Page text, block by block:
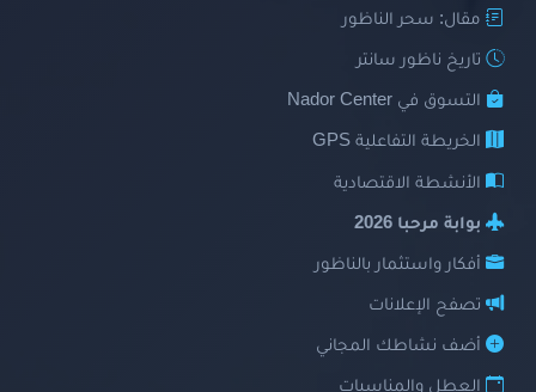
مقال: سحر الناظور
تاريخ ناظور سانتر
التسوق في Nador Center
الخريطة التفاعلية GPS
الأنشطة الاقتصادية
بوابة مرحبا 2026
أفكار واستثمار بالناظور
تصفح الإعلانات
أضف نشاطك المجاني
العطل والمناسبات